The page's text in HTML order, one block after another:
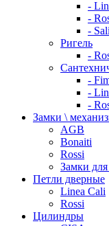
-
-
-
Ригель
-
-
-
-
Замки \
AGB
Bonaiti
Rossi
Замки
Петли дверные
Linea Cali
Rossi
Цилиндры